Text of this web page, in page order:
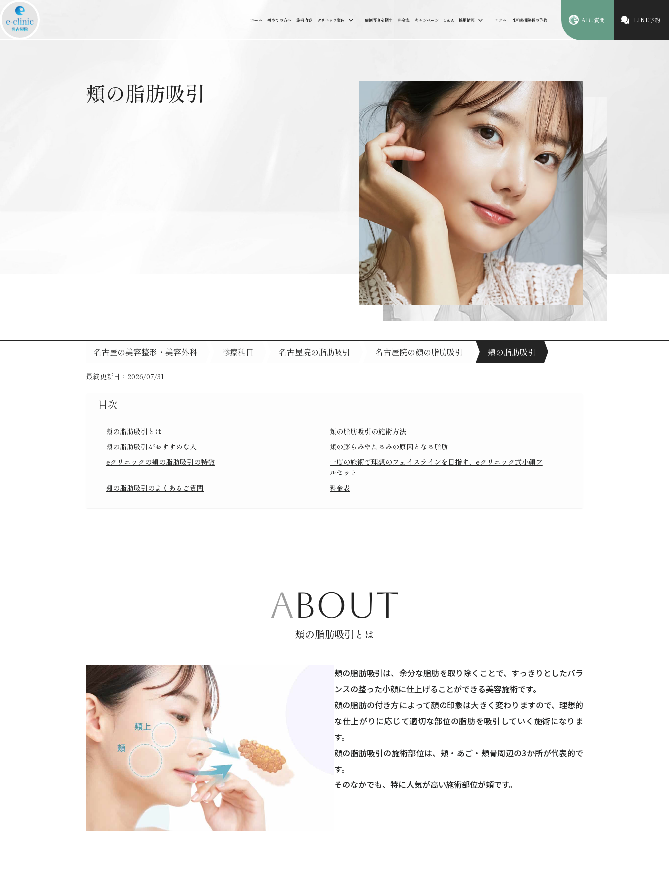
ホーム 初めての方へ 施術内容 クリニック案内 症例写真を探す 料金表 キャンペーン Q&A 採用情報 コラム 円戸統括院長の予約 AIに質問 LINE予約
頬の脂肪吸引
名古屋の美容整形・美容外科 診療科目 名古屋院の脂肪吸引 名古屋院の顔の脂肪吸引 頬の脂肪吸引
最終更新日：2026/07/31
目次
頬の脂肪吸引とは
頬の脂肪吸引の施術方法
頬の脂肪吸引がおすすめな人
頬の膨らみやたるみの原因となる脂肪
eクリニックの頬の脂肪吸引の特徴
一度の施術で理想のフェイスラインを目指す、eクリニック式小顔フ
ルセット
頬の脂肪吸引のよくあるご質問
料金表
ABOUT
頬の脂肪吸引とは
頬の脂肪吸引は、余分な脂肪を取り除くことで、すっきりとしたバラ
ンスの整った小顔に仕上げることができる美容施術です。
顔の脂肪の付き方によって顔の印象は大きく変わりますので、理想的
な仕上がりに応じて適切な部位の脂肪を吸引していく施術になりま
す。
顔の脂肪吸引の施術部位は、頬・あご・頬骨周辺の3か所が代表的で
す。
そのなかでも、特に人気が高い施術部位が頬です。